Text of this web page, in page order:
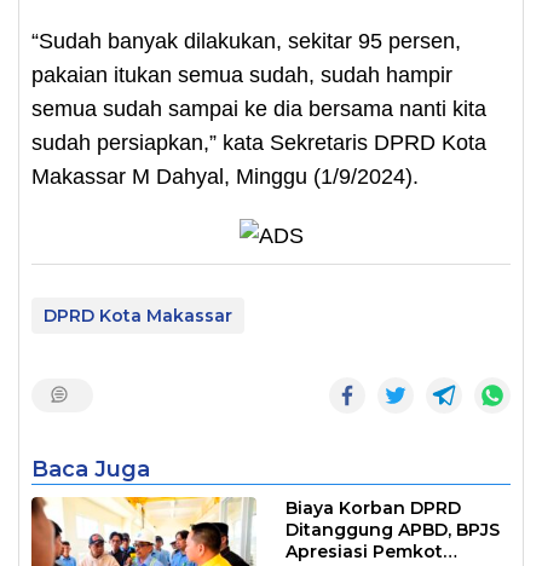
“Sudah banyak dilakukan, sekitar 95 persen,
pakaian itukan semua sudah, sudah hampir
semua sudah sampai ke dia bersama nanti kita
sudah persiapkan,” kata Sekretaris DPRD Kota
Makassar M Dahyal, Minggu (1/9/2024).
DPRD Kota Makassar
Baca Juga
Biaya Korban DPRD
Ditanggung APBD, BPJS
Apresiasi Pemkot